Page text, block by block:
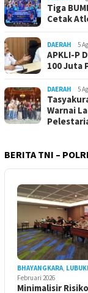
Tiga
Cetak
DAERAH 5
APKLI-P
100 Juta
DAERAH 5
Warnai
BERITA TNI – POLRI
BHAYANGKARA,
Februari 2026
Minimalisir Risiko